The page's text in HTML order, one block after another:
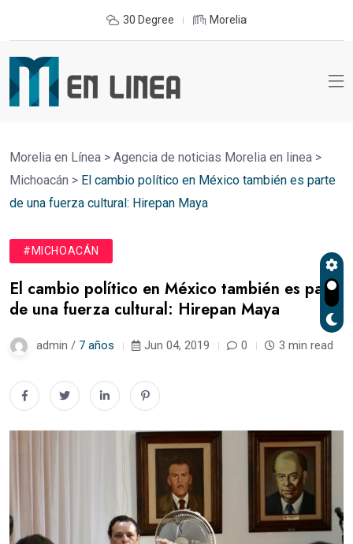
30 Degree Morelia
Morelia en Línea > Agencia de noticias Morelia en linea >
Michoacán > El cambio político en México también es parte
de una fuerza cultural: Hirepan Maya
#MICHOACÁN
El cambio político en México también es parte
de una fuerza cultural: Hirepan Maya
admin / 7 años Jun 04, 2019 0 3 min read